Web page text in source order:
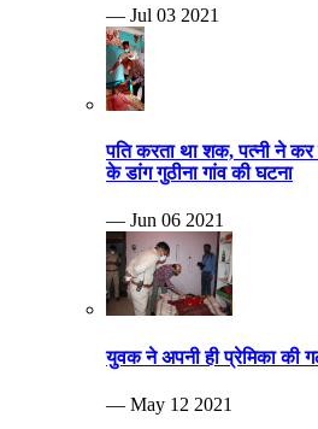
— Jul 03 2021
पति करता था शक, पत्नी ने कर
के डांग गुठीना गांव की घटना
— Jun 06 2021
युवक ने अपनी ही प्रेमिका की
— May 12 2021